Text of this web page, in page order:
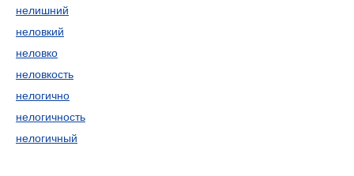
нелишний
неловкий
неловко
неловкость
нелогично
нелогичность
нелогичный